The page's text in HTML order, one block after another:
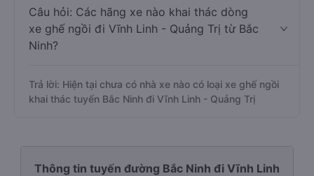
Câu hỏi: Các hãng xe nào khai thác dòng
xe ghế ngồi đi Vĩnh Linh - Quảng Trị từ Bắc
Ninh?
Trả lời: Hiện tại chưa có nhà xe nào có loại xe ghế ngồi
khai thác tuyến Bắc Ninh đi Vĩnh Linh - Quảng Trị
Thông tin tuyến đường Bắc Ninh đi Vĩnh Linh